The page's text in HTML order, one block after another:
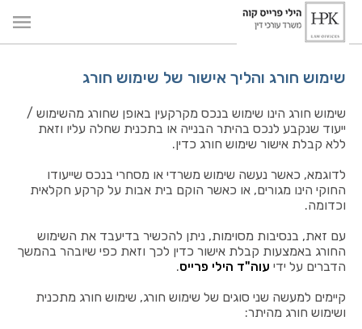
שימוש חורג והליך אישור של שימוש חורג
שימוש חורג הינו שימוש בנכס מקרקעין באופן שחורג מהשימוש /
ייעוד שנקבע לנכס בהיתר הבנייה או בתכנית שחלה עליו וזאת
ללא קבלת אישור שימוש חורג כדין.
לדוגמא, כאשר נעשה שימוש משרדי או מסחרי בנכס שייעודו
החוקי הינו מגורים, או כאשר הוקם בית אבות על קרקע חקלאית
וכדומה.
עם זאת, בנסיבות מסוימות, ניתן להכשיר בדיעבד את השימוש
החורג באמצעות קבלת אישור כדין לכך וזאת כפי שיובהר בהמשך
הדברים על ידי עוה"ד הילי פרייס.
קיימים למעשה שני סוגים של שימוש חורג, שימוש חורג מתכנית
ושימוש חורג מהיתר: